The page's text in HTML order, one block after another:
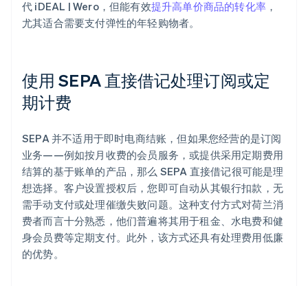
代 iDEAL | Wero，但能有效提升高单价商品的转化率 ，
尤其适合需要支付弹性的年轻购物者。
使用 SEPA 直接借记处理订阅或定
期计费
SEPA 并不适用于即时电商结账，但如果您经营的是订阅
业务——例如按月收费的会员服务，或提供采用定期费用
结算的基于账单的产品，那么 SEPA 直接借记很可能是理
想选择。客户设置授权后，您即可自动从其银行扣款，无
需手动支付或处理催缴失败问题。这种支付方式对荷兰消
费者而言十分熟悉，他们普遍将其用于租金、水电费和健
身会员费等定期支付。此外，该方式还具有处理费用低廉
的优势。